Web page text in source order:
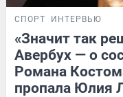
СПОРТ ИНТЕРВЬЮ
«Значит так
Авербух — о
Романа
пропала Юлия